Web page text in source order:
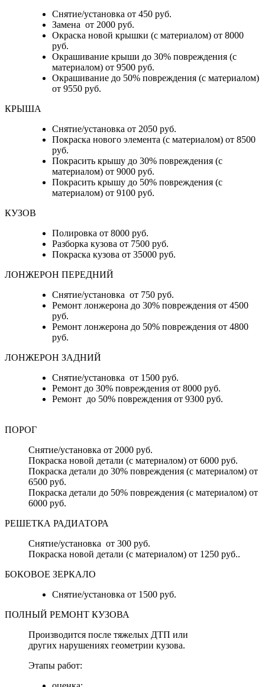
Снятие/установка от 450 руб.
Замена от 2000 руб.
Окраска новой крышки (с материалом) от 8000
руб.
Окрашивание крыши до 30% повреждения (с
материалом) от 9500 руб.
Окрашивание до 50% повреждения (с материалом)
от 9550 руб.
КРЫША
Снятие/установка от 2050 руб.
Покраска нового элемента (с материалом) от 8500
руб.
Покрасить крышу до 30% повреждения (с
материалом) от 9000 руб.
Покрасить крышу до 50% повреждения (с
материалом) от 9100 руб.
КУЗОВ
Полировка от 8000 руб.
Разборка кузова от 7500 руб.
Покраска кузова от 35000 руб.
ЛОНЖЕРОН ПЕРЕДНИЙ
Снятие/установка от 750 руб.
Ремонт лонжерона до 30% повреждения от 4500
руб.
Ремонт лонжерона до 50% повреждения от 4800
руб.
ЛОНЖЕРОН ЗАДНИЙ
Снятие/установка от 1500 руб.
Ремонт до 30% повреждения от 8000 руб.
Ремонт до 50% повреждения от 9300 руб.
ПОРОГ
Снятие/установка от 2000 руб.
Покраска новой детали (с материалом) от 6000 руб.
Покраска детали до 30% повреждения (с материалом) от
6500 руб.
Покраска детали до 50% повреждения (с материалом) от
6000 руб.
РЕШЕТКА РАДИАТОРА
Снятие/установка от 300 руб.
Покраска новой детали (с материалом) от 1250 руб..
БОКОВОЕ ЗЕРКАЛО
Снятие/установка от 1500 руб.
ПОЛНЫЙ РЕМОНТ КУЗОВА
Производится после тяжелых ДТП или
других нарушениях геометрии кузова.
Этапы работ: